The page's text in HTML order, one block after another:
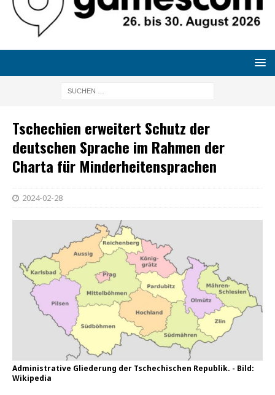
Tschechien erweitert Schutz der
deutschen Sprache im Rahmen der
Charta für Minderheitensprachen
2024-02-28
Administrative Gliederung der Tschechischen Republik. - Bild:
Wikipedia